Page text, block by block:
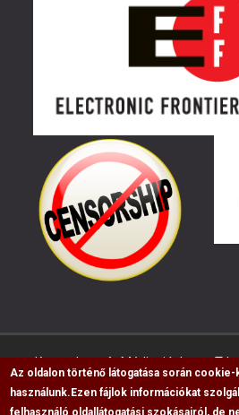
Kapcsolat Médiaajánlat
Az oldalon történő látogatása során cookie-
használunk. Ezen fájlok információkat
felhasználó oldallátogatási szokásairól, de